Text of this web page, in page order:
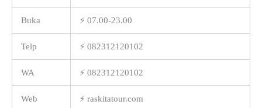
Buka ⚡ 07.00-23.00
Telp ⚡ 082312120102
WA ⚡ 082312120102
Web ⚡ raskitatour.com